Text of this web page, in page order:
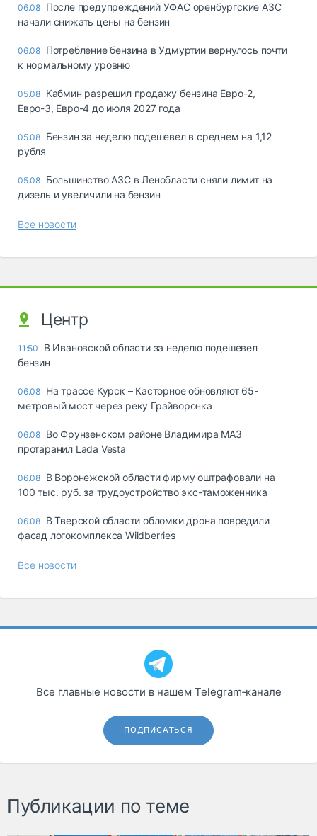
06.08 После предупреждений УФАС оренбургские АЗС
начали снижать цены на бензин
06.08 Потребление бензина в Удмуртии вернулось почти
к нормальному уровню
05.08 Кабмин разрешил продажу бензина Евро-2,
Евро-3, Евро-4 до июля 2027 года
05.08 Бензин за неделю подешевел в среднем на 1,12
рубля
05.08 Большинство АЗС в Ленобласти сняли лимит на
дизель и увеличили на бензин
Все новости
Центр
11:50
В Ивановской области за неделю подешевел
бензин
06.08 На трассе Курск – Касторное обновляют 65-
метровый мост через реку Грайворонка
06.08 Во Фрунзенском районе Владимира МАЗ
протаранил Lada Vesta
06.08 В Воронежской области фирму оштрафовали на
100 тыс. руб. за трудоустройство экс-таможенника
06.08 В Тверской области обломки дрона повредили
фасад логокомплекса Wildberries
Все новости
Все главные новости в нашем Telegram‑канале
ПОДПИСАТЬСЯ
Публикации по теме